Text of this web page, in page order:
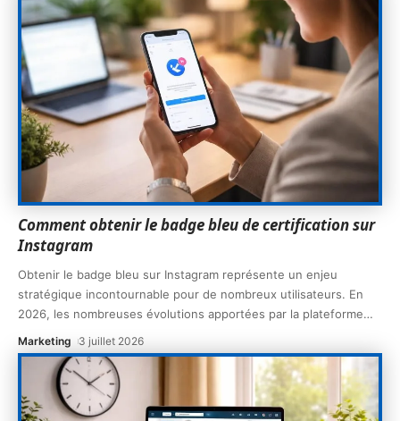
Comment obtenir le badge bleu de certification sur
Instagram
Obtenir le badge bleu sur Instagram représente un enjeu
stratégique incontournable pour de nombreux utilisateurs. En
2026, les nombreuses évolutions apportées par la plateforme…
Marketing 3 juillet 2026